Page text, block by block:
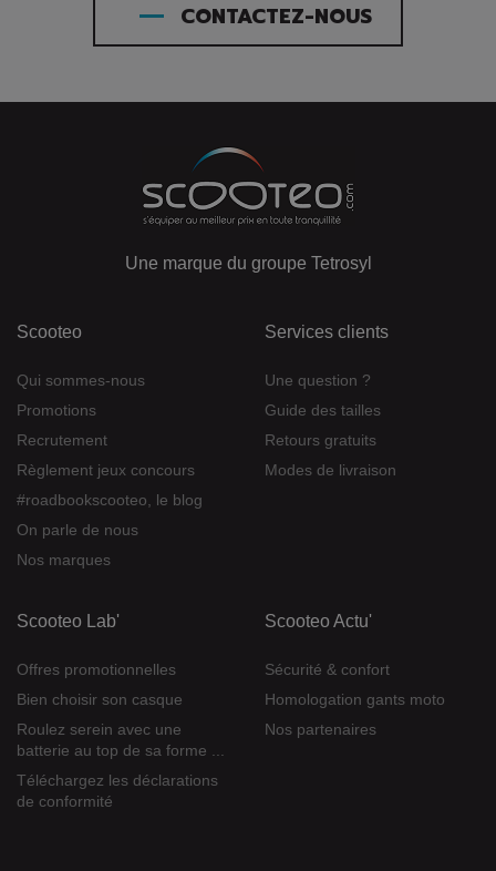
CONTACTEZ-NOUS
Une marque du groupe Tetrosyl
Scooteo
Qui sommes-nous
Promotions
Recrutement
Règlement jeux concours
#roadbookscooteo, le blog
On parle de nous
Nos marques
Services clients
Une question ?
Guide des tailles
Retours gratuits
Modes de livraison
Scooteo Lab'
Offres promotionnelles
Bien choisir son casque
Roulez serein avec une
batterie au top de sa forme ...
Téléchargez les déclarations
de conformité
Scooteo Actu'
Sécurité & confort
Homologation gants moto
Nos partenaires